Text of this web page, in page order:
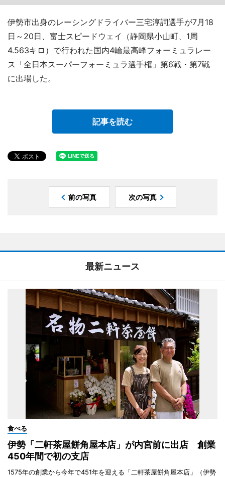
伊勢市出身のレーシングドライバー三宅淳詞選手が7月18
日～20日、富士スピードウェイ（静岡県小山町、1周
4.563キロ）で行われた国内4輪最高峰フォーミュラレー
ス「全日本スーパーフォーミュラ選手権」第6戦・第7戦
に出場した。
記事を読む
前の写真 次の写真
最新ニュース
食べる
伊勢「二軒茶屋餅角屋本店」が内宮前に出店 創業
450年間で初の支店
1575年の創業から今年で451年を迎える「二軒茶屋餅角屋本店」（伊勢